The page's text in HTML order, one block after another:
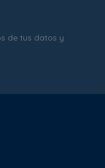
de tus datos y